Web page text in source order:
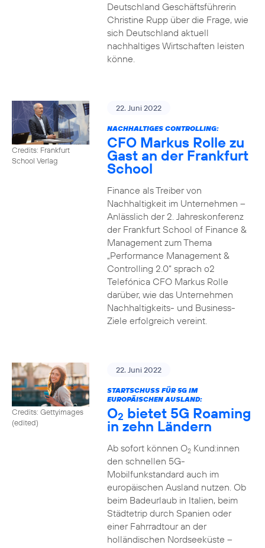
Deutschland Geschäftsführerin
Christine Rupp über die Frage, wie
sich Deutschland aktuell
nachhaltiges Wirtschaften leisten
könne.
Credits: Frankfurt
School Verlag
22. Juni 2022
NACHHALTIGES CONTROLLING:
CFO Markus Rolle zu
Gast an der Frankfurt
School
Finance als Treiber von
Nachhaltigkeit im Unternehmen –
Anlässlich der 2. Jahreskonferenz
der Frankfurt School of Finance &
Management zum Thema
„Performance Management &
Controlling 2.0“ sprach o2
Telefónica CFO Markus Rolle
darüber, wie das Unternehmen
Nachhaltigkeits- und Business-
Ziele erfolgreich vereint.
Credits: Gettyimages
(edited)
22. Juni 2022
STARTSCHUSS FÜR 5G IM
EUROPÄISCHEN AUSLAND:
O2 bietet 5G Roaming
in zehn Ländern
Ab sofort können O2Kund:innen
den schnellen 5G-
Mobilfunkstandard auch im
europäischen Ausland nutzen. Ob
beim Badeurlaub in Italien, beim
Städtetrip durch Spanien oder
einer Fahrradtour an der
holländischen Nordseeküste –